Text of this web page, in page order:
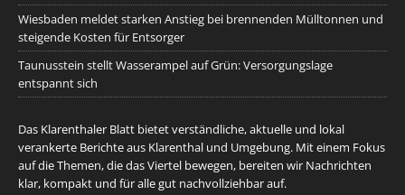
Wiesbaden meldet starken Anstieg bei brennenden Mülltonnen und
steigende Kosten für Entsorger
Taunusstein stellt Wasserampel auf Grün: Versorgungslage
entspannt sich
Das Klarenthaler Blatt bietet verständliche, aktuelle und lokal
verankerte Berichte aus Klarenthal und Umgebung. Mit einem Fokus
auf die Themen, die das Viertel bewegen, bereiten wir Nachrichten
klar, kompakt und für alle gut nachvollziehbar auf.